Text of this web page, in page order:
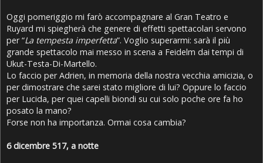
Oggi pomeriggio mi farò accompagnare al Gran Teatro e
Ruyard mi spiegherà che genere di effetti spettacolari servono
per “La tempesta imperfetta”. Voglio superarmi: sarà il più
grande spettacolo mai messo in scena a Feidelm dai tempi di
Ukut-Testa-Di-Martello.
Lo faccio per Adrien, in memoria della nostra vecchia amicizia, o
per dimostrare che sarei stato migliore di lui? Oppure lo faccio
per Lucida, per quei capelli biondi su cui solo poche ore fa ho
posato la mano?
Forse non ha importanza. Ormai cosa cambia?
6 dicembre 517, a notte